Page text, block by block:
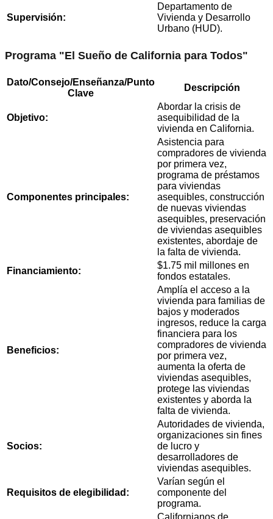
Supervisión:
Departamento de
Vivienda y Desarrollo
Urbano (HUD).
Programa "El Sueño de California para Todos"
Dato/Consejo/Enseñanza/Punto
Clave
Descripción
Objetivo:
Abordar la crisis de
asequibilidad de la
vivienda en California.
Componentes principales:
Asistencia para
compradores de vivienda
por primera vez,
programa de préstamos
para viviendas
asequibles, construcción
de nuevas viviendas
asequibles, preservación
de viviendas asequibles
existentes, abordaje de
la falta de vivienda.
Financiamiento:
$1.75 mil millones en
fondos estatales.
Beneficios:
Amplía el acceso a la
vivienda para familias de
bajos y moderados
ingresos, reduce la carga
financiera para los
compradores de vivienda
por primera vez,
aumenta la oferta de
viviendas asequibles,
protege las viviendas
existentes y aborda la
falta de vivienda.
Socios:
Autoridades de vivienda,
organizaciones sin fines
de lucro y
desarrolladores de
viviendas asequibles.
Requisitos de elegibilidad:
Varían según el
componente del
programa.
Californianos de